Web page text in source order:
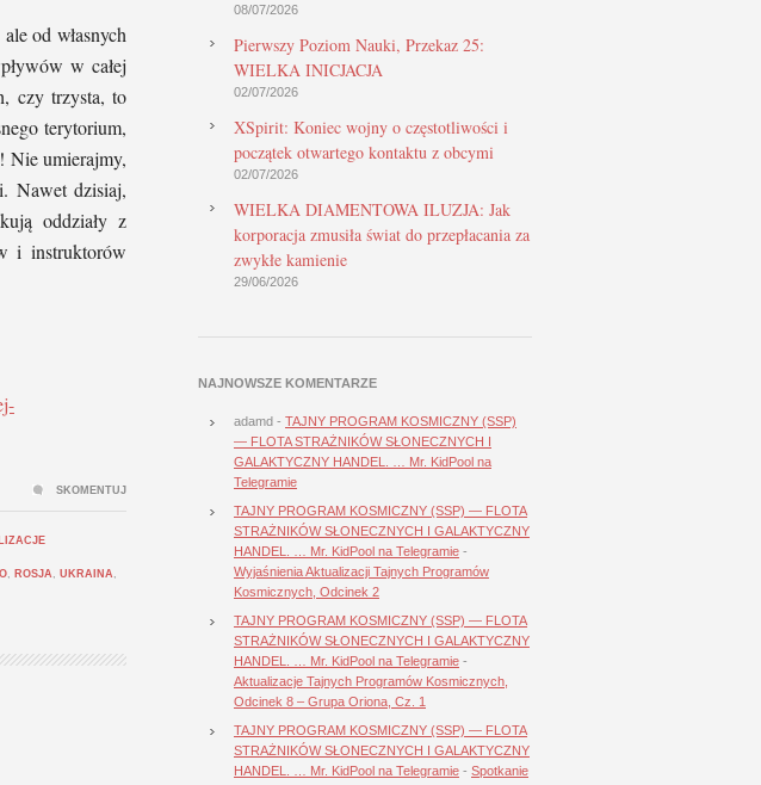
od własnych
w całej
czy trzysta, to
terytorium,
Nie umierajmy,
Nawet dzisiaj,
oddziały z
i instruktorów
, ROSJA , UKRAINA ,
SKOMENTUJ
08/07/2026
Pierwszy Poziom Nauki, Przekaz 25:
WIELKA INICJACJA
02/07/2026
XSpirit: Koniec wojny o częstotliwości i
początek otwartego kontaktu z obcymi
02/07/2026
WIELKA DIAMENTOWA ILUZJA: Jak
korporacja zmusiła świat do przepłacania za
zwykłe kamienie
29/06/2026
NAJNOWSZE KOMENTARZE
adamd - TAJNY PROGRAM KOSMICZNY (SSP)
— FLOTA STRAŻNIKÓW SŁONECZNYCH I
GALAKTYCZNY HANDEL. … Mr. KidPool na
Telegramie
TAJNY PROGRAM KOSMICZNY (SSP) — FLOTA
STRAŻNIKÓW SŁONECZNYCH I GALAKTYCZNY
HANDEL. … Mr. KidPool na Telegramie -
Wyjaśnienia Aktualizacji Tajnych Programów
Kosmicznych, Odcinek 2
TAJNY PROGRAM KOSMICZNY (SSP) — FLOTA
STRAŻNIKÓW SŁONECZNYCH I GALAKTYCZNY
HANDEL. … Mr. KidPool na Telegramie -
Aktualizacje Tajnych Programów Kosmicznych,
Odcinek 8 – Grupa Oriona, Cz. 1
TAJNY PROGRAM KOSMICZNY (SSP) — FLOTA
STRAŻNIKÓW SŁONECZNYCH I GALAKTYCZNY
HANDEL. … Mr. KidPool na Telegramie - Spotkanie